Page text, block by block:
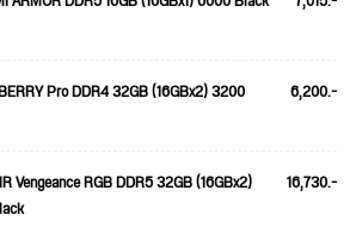
Pro DDR4 32GB (16GBx2) 3200
6,200.-
Vengeance RGB DDR5 32GB (16GBx2)
16,730.-